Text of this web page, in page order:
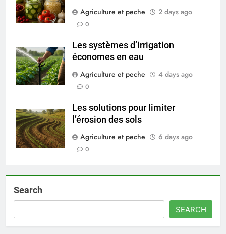
Agriculture et peche
2 days ago
0
Les systèmes d’irrigation
économes en eau
Agriculture et peche
4 days ago
0
Les solutions pour limiter
l’érosion des sols
Agriculture et peche
6 days ago
0
Search
SEARCH